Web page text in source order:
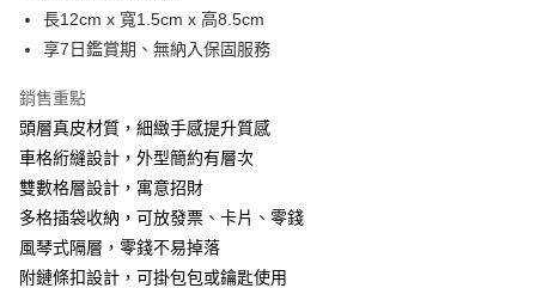
Google Pay
相關說明
【大哥付你分期使用說明】
1.本服務由台灣大哥大提供，台灣大哥大用戶可立即使用無須另外申請。
2.付款方式選擇「大哥付你分期」，訂單成立後會自動跳轉到大哥付的交易
流程，驗證手機門號後，選擇欲分期的期數、繳款截止日，確認付款後即完
成交易。
4.訂單成立30分鐘內，如未前往確認交易或遇審核未通過，訂單將自動取
消。如遇「轉專審核」未通過狀況，表示未達大哥付你分期系統評分，恕無
運送方式
全家取貨付款
每筆NT$80，滿NT$1,500(含以上)免運費
付款後全家取貨
長12cm x 寬1.5cm x 高8.5cm
享7日鑑賞期、無納入保固服務
銷售重點
頭層真皮材質，細緻手感提升質感
車格絎縫設計，外型簡約有層次
雙數格層設計，寓意招財
多格插袋收納，可放發票、卡片、零錢
風琴式隔層，零錢不易掉落
附鏈條扣設計，可掛包包或鑰匙使用